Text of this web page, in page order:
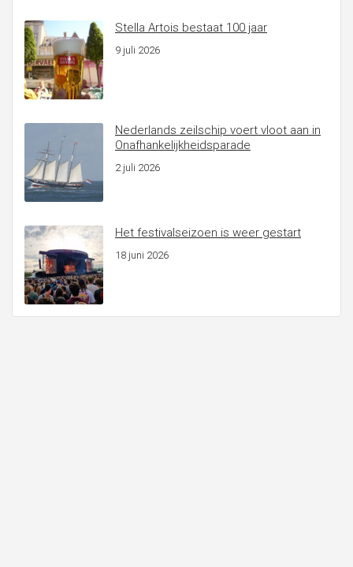
Stella Artois bestaat 100 jaar
9 juli 2026
Nederlands zeilschip voert vloot aan in
Onafhankelijkheidsparade
2 juli 2026
Het festivalseizoen is weer gestart
18 juni 2026